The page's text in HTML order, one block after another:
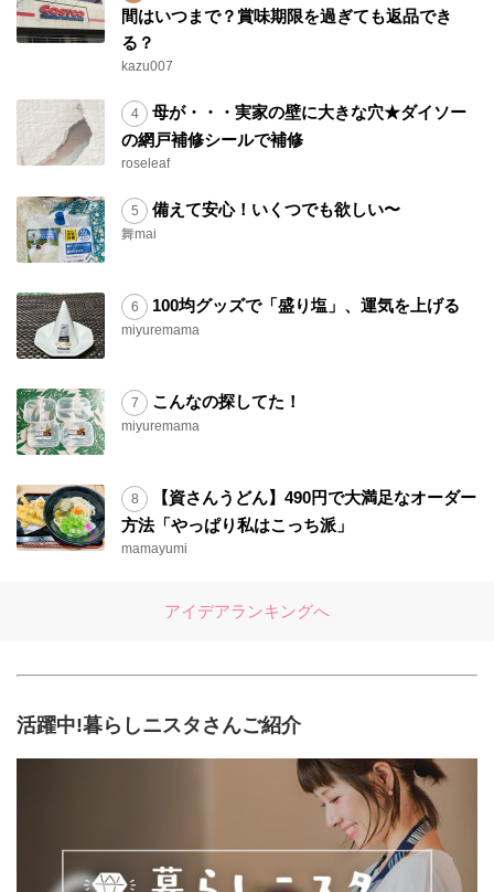
間はいつまで？賞味期限を過ぎても返品でき
る？
kazu007
母が・・・実家の壁に大きな穴★ダイソー
の網戸補修シールで補修
roseleaf
備えて安心！いくつでも欲しい〜
舞mai
100均グッズで「盛り塩」、運気を上げる
miyuremama
こんなの探してた！
miyuremama
【資さんうどん】490円で大満足なオーダー
方法「やっぱり私はこっち派」
mamayumi
アイデアランキングへ
活躍中!暮らしニスタさんご紹介